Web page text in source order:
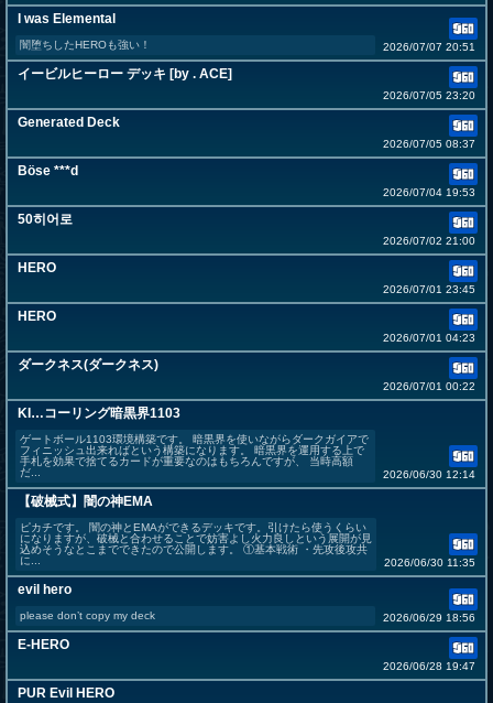
I was Elemental
闇堕ちしたHEROも強い！ 2026/07/07 20:51
イービルヒーロー デッキ [by . ACE]
2026/07/05 23:20
Generated Deck
2026/07/05 08:37
Böse ***d
2026/07/04 19:53
50히어로
2026/07/02 21:00
HERO
2026/07/01 23:45
HERO
2026/07/01 04:23
ダークネス(ダークネス)
2026/07/01 00:22
KI…コーリング暗黒界1103
ゲートボール1103環境構築です。 暗黒界を使いながらダークガイアで
フィニッシュ出来ればという構築になります。 暗黒界を運用する上で
手札を効果で捨てるカードが重要なのはもちろんですが、 当時高額
だ...
2026/06/30 12:14
【破械式】闇の神EMA
ピカチです。 闇の神とEMAができるデッキです。引けたら使うくらい
になりますが、破械と合わせることで妨害よし火力良しという展開が見
込めそうなとこまでできたので公開します。 ①基本戦術 ・先攻後攻共
に...
2026/06/30 11:35
evil hero
please don’t copy my deck 2026/06/29 18:56
E-HERO
2026/06/28 19:47
PUR Evil HERO